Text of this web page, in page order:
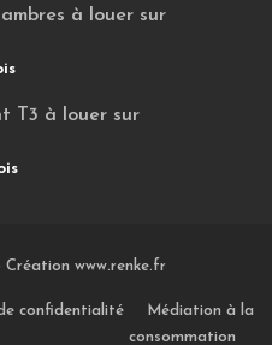
à louer sur
T3 à louer sur
Création www.renke.fr
confidentialité
Médiation à la
consommation